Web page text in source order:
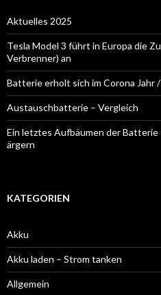
Aktuelles 2025
Tesla Model 3 führt in Europa die
Verbrenner) an
Batterie erholt sich im Corona Jahr
Austauschbatterie – Vergleich
Ein letztes Aufbäumen der Batterie
ärgern
KATEGORIEN
Akku
Akku laden – Strom tanken
Allgemein